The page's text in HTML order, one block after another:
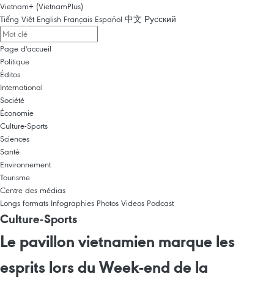
Vietnam+ (VietnamPlus)
Tiếng Việt English Français Español 中文 Русский
Page d'accueil
Politique
Éditos
International
Société
Économie
Culture-Sports
Sciences
Santé
Environnement
Tourisme
Centre des médias
Longs formats Infographies Photos Videos Podcast
Culture-Sports
Le pavillon vietnamien marque les
esprits lors du Week-end de la